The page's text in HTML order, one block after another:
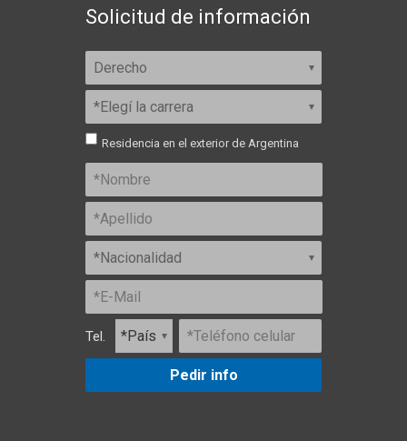
Solicitud de información
Residencia en el exterior de Argentina
Tel.
Pedir info